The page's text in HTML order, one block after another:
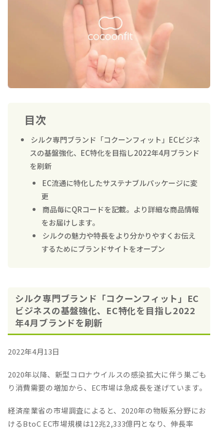
目次
シルク専門ブランド「コクーンフィット」ECビジネ
スの基盤強化、EC特化を目指し2022年4月ブランド
を刷新
EC流通に特化したサステナブルパッケージに変
更
商品毎にQRコードを記載。より詳細な商品情報
をお届けします。
シルクの魅力や特長をより分かりやすくお伝え
するためにブランドサイトをオープン
シルク専門ブランド「コクーンフィット」EC
ビジネスの基盤強化、EC特化を目指し2022
年4月ブランドを刷新
2022年4月13日
2020年以降、新型コロナウイルスの感染拡大に伴う巣ごも
り消費需要の増加から、EC市場は急成長を遂げています。
経済産業省の市場調査によると、2020年の物販系分野にお
けるBtoC EC市場規模は12兆2,333億円となり、伸長率